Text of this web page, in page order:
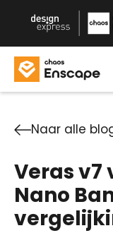
Naar alle
Veras v7
Nano